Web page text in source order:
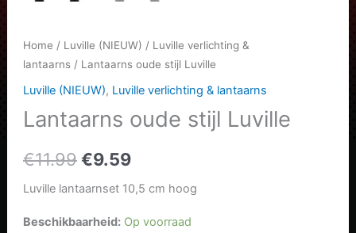
Home / Luville (NIEUW) / Luville verlichting &
lantaarns/ Lantaarns oude stijl Luville
Luville (NIEUW), Luville verlichting & lantaarns
Lantaarns oude stijl Luville
€11.99Oorspronkelijke
prijs
was:
€9.59Huidige
prijs
is:
Luville lantaarnset 10,5 cm hoog
Beschikbaarheid: Op voorraad